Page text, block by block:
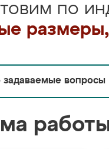
по
размеры,
задаваемые вопросы